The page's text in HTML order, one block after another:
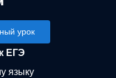
урок
ЕГЭ
языку